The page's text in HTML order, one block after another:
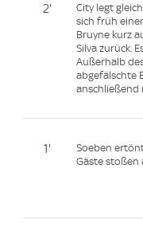
2'
City legt
sich früh
Bruyne kurz
Silva zurück.
Außerhalb
abgefälschte
anschließend
1'
Soeben
Gäste stoßen